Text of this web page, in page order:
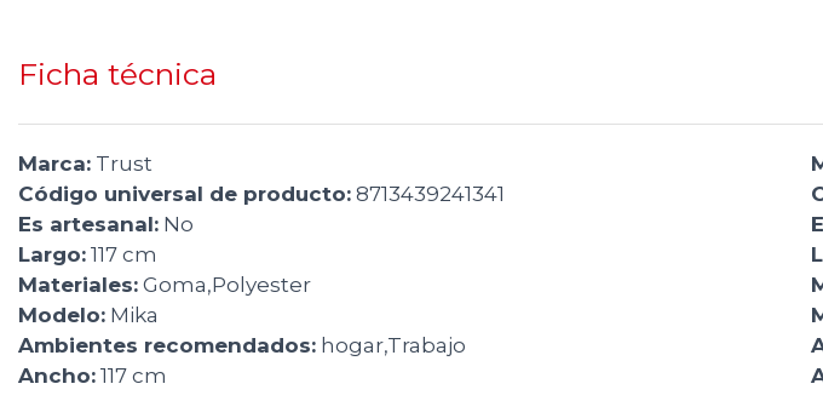
Ficha técnica
Marca: Trust
Código universal de producto: 8713439241341
Es artesanal: No
Largo: 117 cm
Materiales: Goma,Polyester
Modelo: Mika
Ambientes recomendados: hogar,Trabajo
Ancho: 117 cm